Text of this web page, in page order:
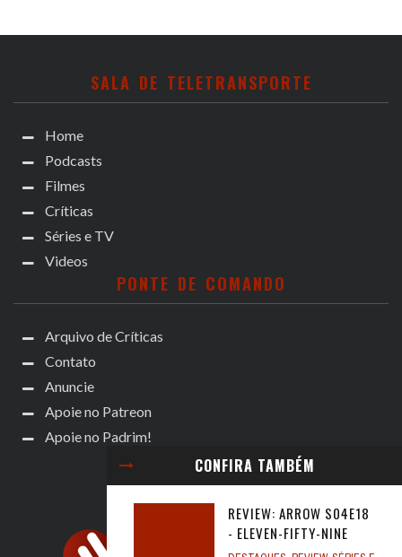
CONFIRA TAMBÉM
REVIEW: ARROW S04E18
- ELEVEN-FIFTY-NINE
SALA DE TELETRANSPORTE
Home
Podcasts
Filmes
Críticas
Séries e TV
Videos
PONTE DE COMANDO
Arquivo de Críticas
Contato
Anuncie
Apoie no Patreon
Apoie no Padrim!